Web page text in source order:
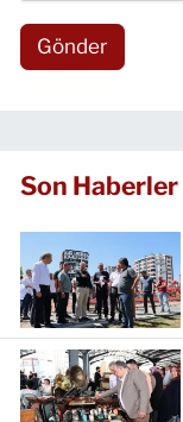
Gönder
Son Haberler